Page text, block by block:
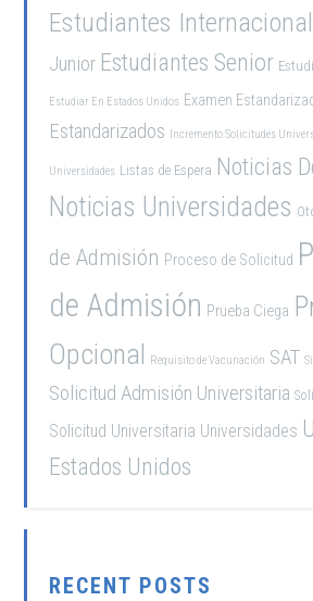
Estudiantes
Junior Estudiantes Senior
Estudiar En Estados Unidos Examen
Estandarizados Incremento Solicitudes
Universidades Listas de Espera Noticias
Noticias Universidades
de Admisión Proceso de Solicitud
de Admisión Prueba Ciega
Opcional Requisito de Vacunación SAT
Solicitud Admisión Universitaria
Solicitud Universitaria Universidades
Estados Unidos
RECENT POSTS